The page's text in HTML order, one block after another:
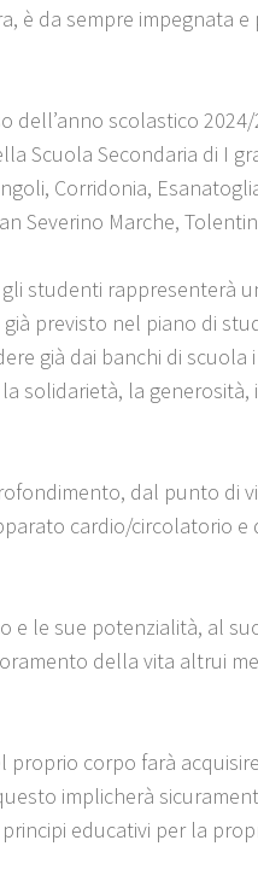
è da sempre impegnata
scolastico
Scuola Secondaria di I
Corridonia,
Severino Marche,
studenti rappresenterà
previsto nel piano di
già dai banchi di scuola
solidarietà, la
dal punto di
cardio/circolatorio e
e le sue potenzialità, al
della vita altrui
proprio corpo farà
implicherà
educativi per la